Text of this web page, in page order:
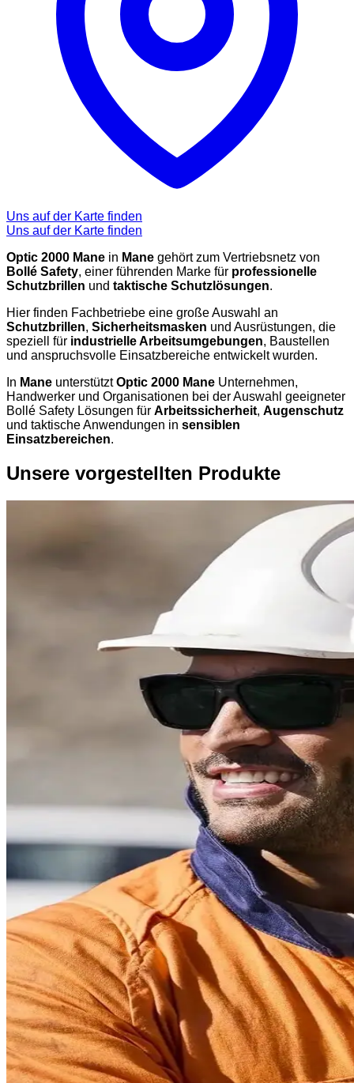
Uns auf der Karte finden
Uns auf der Karte finden
Optic 2000 Mane in Mane gehört zum Vertriebsnetz von
Bollé Safety, einer führenden Marke für professionelle
Schutzbrillen und taktische Schutzlösungen.
Hier finden Fachbetriebe eine große Auswahl an
Schutzbrillen, Sicherheitsmasken und Ausrüstungen, die
speziell für industrielle Arbeitsumgebungen, Baustellen
und anspruchsvolle Einsatzbereiche entwickelt wurden.
In Mane unterstütztOptic 2000 Mane Unternehmen,
Handwerker und Organisationen bei der Auswahl geeigneter
Bollé Safety Lösungen für Arbeitssicherheit, Augenschutz
und taktische Anwendungen in sensiblen
Einsatzbereichen.
Unsere vorgestellten Produkte